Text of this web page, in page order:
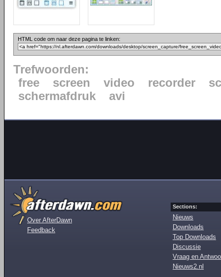
HTML code om naar deze pagina te linken:
Trefwoorden:
free
screen video recorder
schermafdruk
avi
Over AfterDawn
Feedback
Sections:
Nieuws
Downloads
Top Downloads
Discussie
Vraag en
Nieuws2.nl